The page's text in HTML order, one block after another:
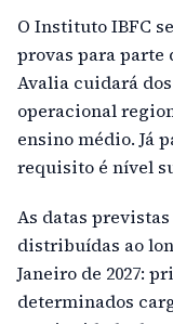
O Instituto IBFC
provas para parte
Avalia cuidará
operacional
ensino médio. Já
requisito é nível
As datas
distribuídas ao
Janeiro de 2027:
determinados